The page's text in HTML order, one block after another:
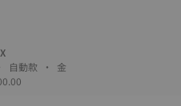
40 毫米 • 自動款 • 金